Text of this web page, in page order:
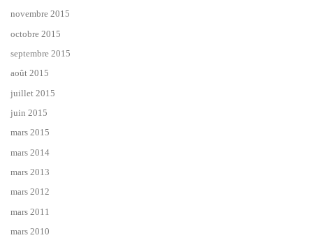
novembre 2015
octobre 2015
septembre 2015
août 2015
juillet 2015
juin 2015
mars 2015
mars 2014
mars 2013
mars 2012
mars 2011
mars 2010